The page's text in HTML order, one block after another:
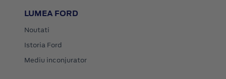
LUMEA FORD
Noutati
Istoria Ford
Mediu inconjurator